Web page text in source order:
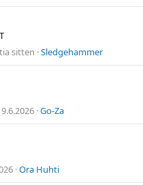
sitten Sledgehammer
9.6.2026 Go-Za
Ora Huhti